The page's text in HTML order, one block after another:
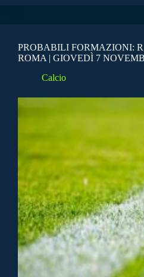
PROBABILI FORMAZIONI:
ROMA | GIOVEDÌ 7
Calcio